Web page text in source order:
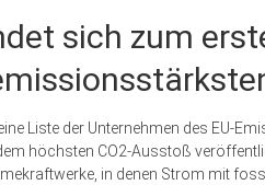
sich zum
Liste der Unternehmen des EU-
höchsten CO2-Ausstoß
in denen Strom mit